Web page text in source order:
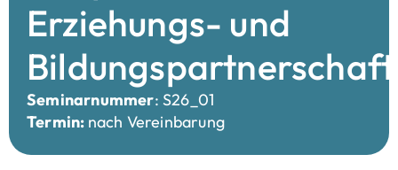
Erziehungs- und
Bildungspartnerschaft
Seminarnummer: S26_01
Termin: nach Vereinbarung